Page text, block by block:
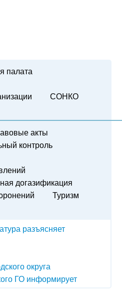
палата
СОНКО
акты
контроль
догазификация
Туризм
разъясняет
округа
ГО информирует